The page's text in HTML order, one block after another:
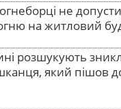
не
на житловий
розшукують
який пішов